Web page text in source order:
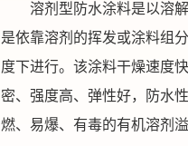
溶剂型防水涂料是以溶
是依靠溶剂的挥发或涂料组
度下进行。该涂料干燥速度
密、强度高、弹性好，防水
燃、易爆、有毒的有机溶剂